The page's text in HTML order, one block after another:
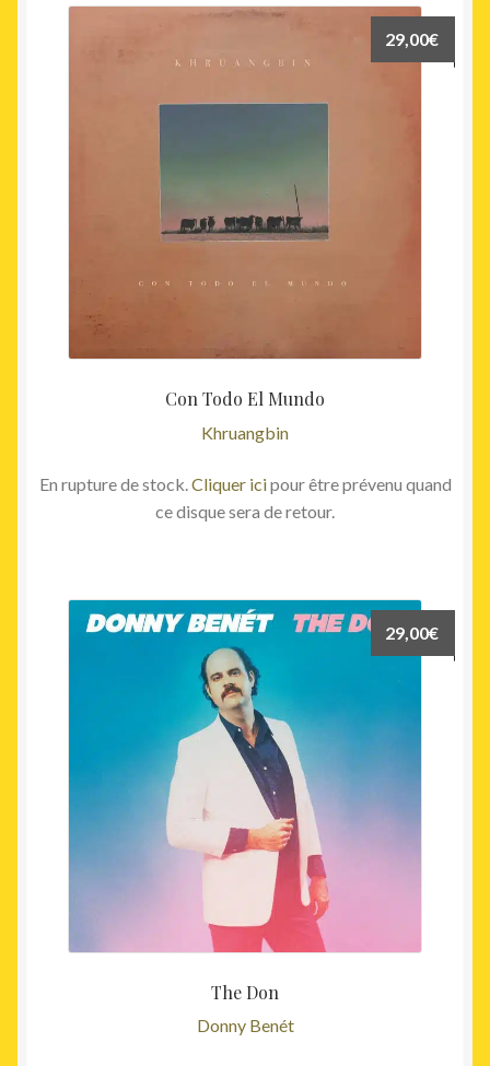
Con Todo El Mundo
Khruangbin
29,00€
En rupture de stock.Cliquer icipour être prévenu quand
ce disque sera de retour.
The Don
Donny Benét
29,00€